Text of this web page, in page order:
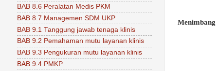
Menimbang
BAB 8.6 Peralatan Medis PKM
BAB 8.7 Managemen SDM UKP
BAB 9.1 Tanggung jawab tenaga klinis
BAB 9.2 Pemahaman mutu layanan klinis
BAB 9.3 Pengukuran mutu layanan klinis
BAB 9.4 PMKP